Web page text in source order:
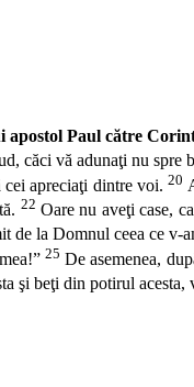
Paul către
căci vă adunaţi nu spre
cei apreciaţi dintre voi. 20
22 Oare nu aveţi case,
de la Domnul ceea ce v-
25 De asemenea,
şi beţi din potirul